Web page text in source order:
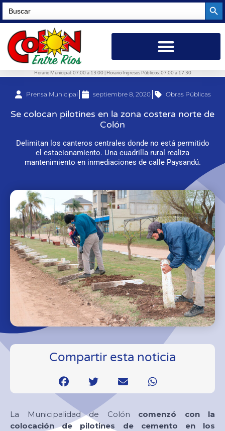
Search
for:
Horario Municipal: 07:00 a 13:00 | Horario Ingresos Públicos: 07:00 a 17:30
Prensa Municipal septiembre 8, 2020 Obras Públicas
Se colocan pilotines en la zona costera norte de
Colón
Delimitan los canteros centrales donde no está permitido
el estacionamiento. Una cuadrilla rural realiza
mantenimiento en inmediaciones de calle Paysandú.
Compartir esta noticia
La Municipalidad de Colón comenzó con la
colocación de pilotines de cemento en los